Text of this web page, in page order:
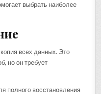
выбрать наиболее
всех данных. Это
но он требует
полного восстановления